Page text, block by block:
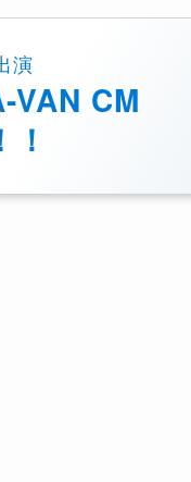
演
VAN CM